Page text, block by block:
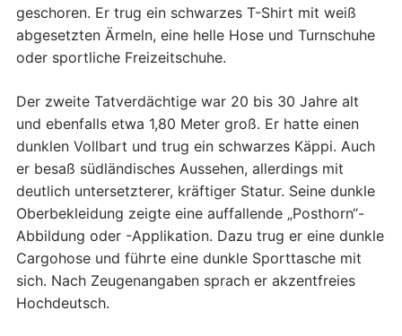
geschoren. Er trug ein schwarzes T-Shirt mit weiß
abgesetzten Ärmeln, eine helle Hose und Turnschuhe
oder sportliche Freizeitschuhe.
Der zweite Tatverdächtige war 20 bis 30 Jahre alt
und ebenfalls etwa 1,80 Meter groß. Er hatte einen
dunklen Vollbart und trug ein schwarzes Käppi. Auch
er besaß südländisches Aussehen, allerdings mit
deutlich untersetzterer, kräftiger Statur. Seine dunkle
Oberbekleidung zeigte eine auffallende „Posthorn“-
Abbildung oder -Applikation. Dazu trug er eine dunkle
Cargohose und führte eine dunkle Sporttasche mit
sich. Nach Zeugenangaben sprach er akzentfreies
Hochdeutsch.